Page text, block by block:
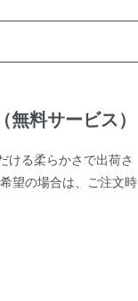
料サービス）
ける柔らかさで出荷さ
望の場合は、ご注文時